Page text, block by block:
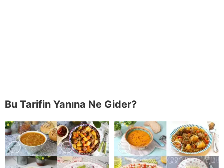
Bu Tarifin Yanına Ne Gider?